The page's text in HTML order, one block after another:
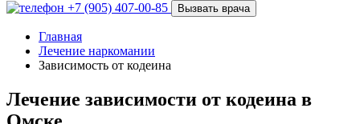
+7 (905) 407-00-85 Вызвать врача
Главная
Лечение наркомании
Зависимость от кодеина
Лечение зависимости от кодеина в